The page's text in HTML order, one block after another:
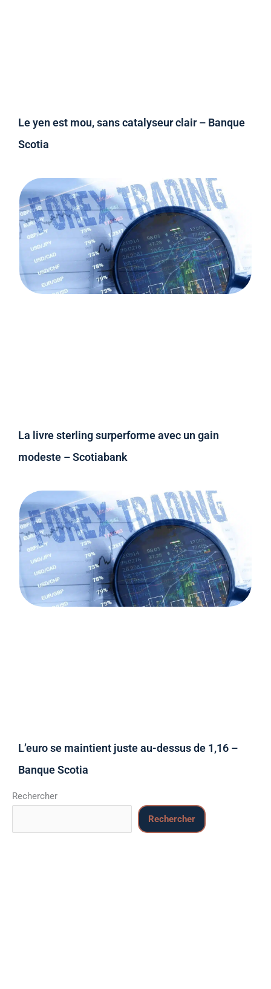
Le yen est mou, sans catalyseur clair – Banque
Scotia
La livre sterling surperforme avec un gain
modeste – Scotiabank
L’euro se maintient juste au-dessus de 1,16 –
Banque Scotia
Rechercher
Rechercher